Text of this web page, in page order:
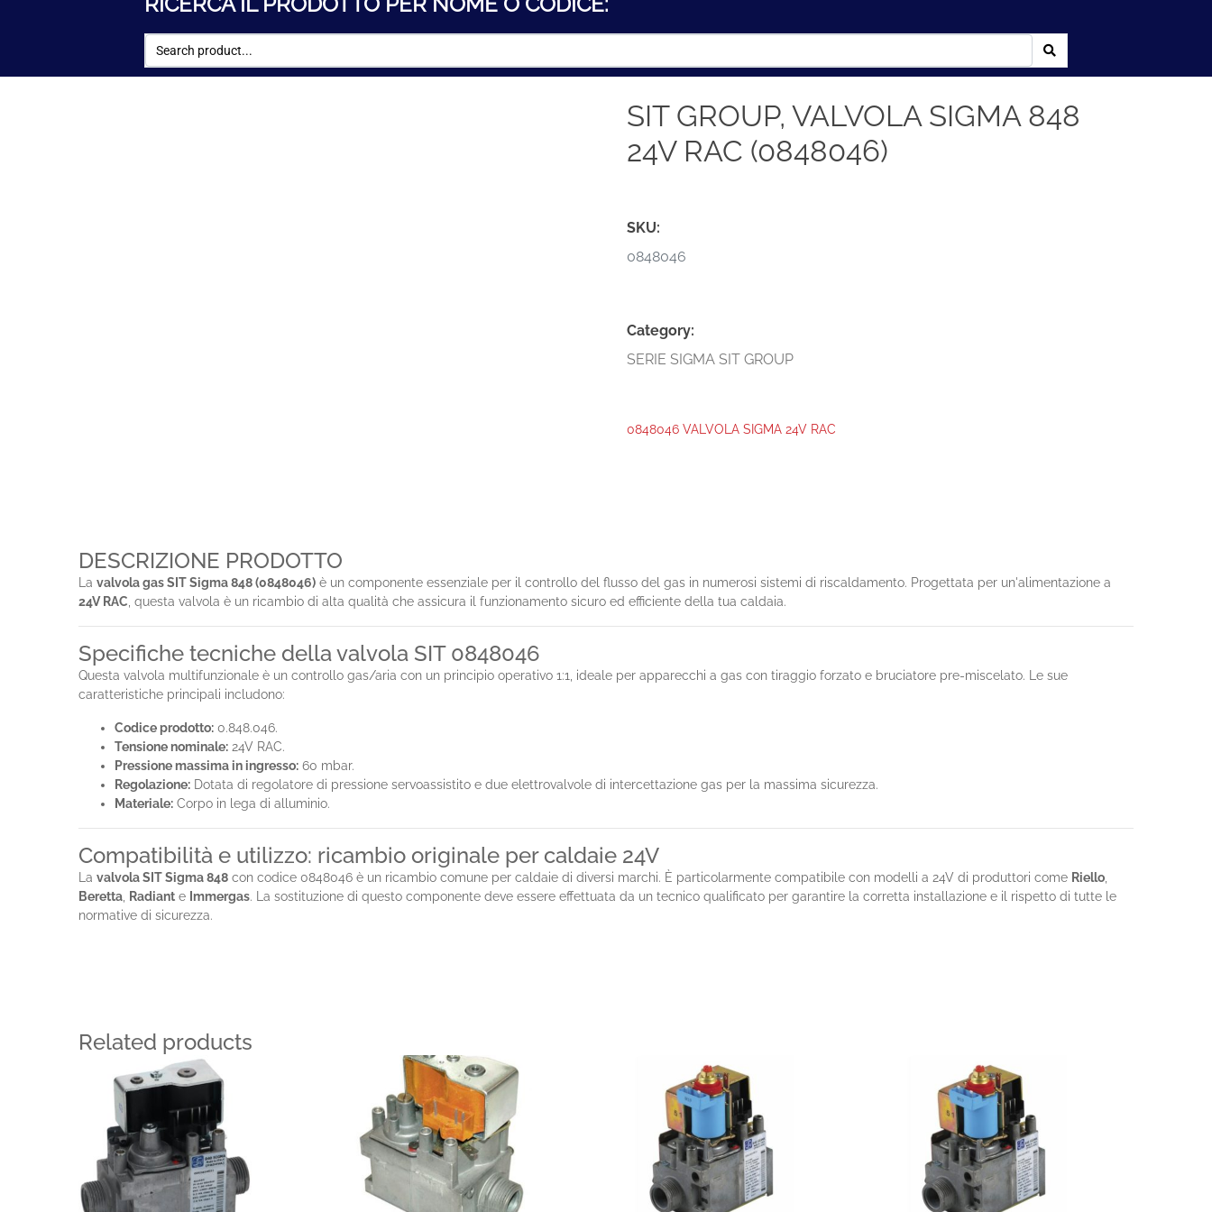
SIT GROUP, VALVOLA SIGMA 848
24V RAC (0848046)
SKU:
0848046
Category:
SERIE SIGMA SIT GROUP
0848046 VALVOLA SIGMA 24V RAC
DESCRIZIONE PRODOTTO
Lavalvola gas SIT Sigma 848 (0848046) è un componente essenziale per il controllo del flusso del gas in numerosi sistemi di riscaldamento. Progettata per un'alimentazione a
24V RAC , questa valvola è un ricambio di alta qualità che assicura il funzionamento sicuro ed efficiente della tua caldaia.
Specifiche tecniche della valvola SIT 0848046
Questa valvola multifunzionale è un controllo gas/aria con un principio operativo 1:1, ideale per apparecchi a gas con tiraggio forzato e bruciatore pre-miscelato. Le sue
caratteristiche principali includono:
Codice prodotto: 0.848.046.
Tensione nominale: 24V RAC.
Pressione massima in ingresso: 60 mbar.
Regolazione: Dotata di regolatore di pressione servoassistito e due elettrovalvole di intercettazione gas per la massima sicurezza.
Materiale: Corpo in lega di alluminio.
Compatibilità e utilizzo: ricambio originale per caldaie 24V
Lavalvola SIT Sigma 848 con codice 0848046 è un ricambio comune per caldaie di diversi marchi. È particolarmente compatibile con modelli a 24V di produttori come Riello
Beretta
Radiant e Immergas. La sostituzione di questo componente deve essere effettuata da un tecnico qualificato per garantire la corretta installazione e il rispetto di tutte le
normative di sicurezza.
Related products